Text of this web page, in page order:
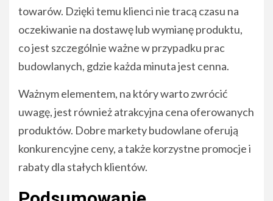
towarów. Dzięki temu klienci nie tracą czasu na
oczekiwanie na dostawę lub wymianę produktu,
co jest szczególnie ważne w przypadku prac
budowlanych, gdzie każda minuta jest cenna.
Ważnym elementem, na który warto zwrócić
uwagę, jest również atrakcyjna cena oferowanych
produktów. Dobre markety budowlane oferują
konkurencyjne ceny, a także korzystne promocje i
rabaty dla stałych klientów.